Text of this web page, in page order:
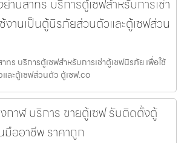
านสาทร บริการตู้เซฟสำหรับการเช่า
งานเป็นตู้นิรภัยส่วนตัวและตู้เซฟส่วน
ร บริการตู้เซฟสำหรับการเช่าตู้เซฟนิรภัย เพื่อใช้
ละตู้เซฟส่วนตัว ตู้เซฟ.co
กาฬ บริการ ขายตู้เซฟ รับติดตั้งตู้
ออาชีพ ราคาถูก